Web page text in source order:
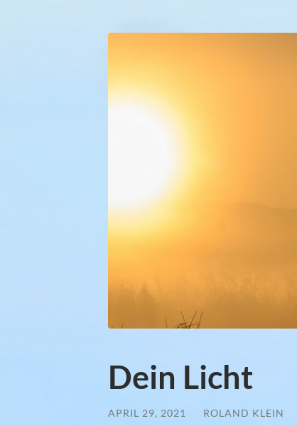
Dein Licht
APRIL 29, 2021 / ROLAND KLEIN /